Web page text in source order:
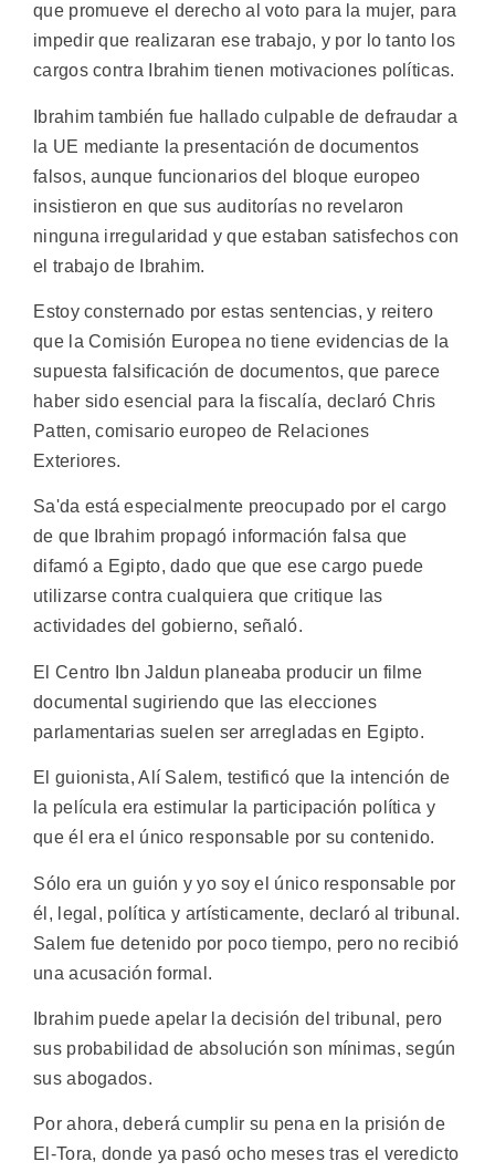
que promueve el derecho al voto para la mujer, para
impedir que realizaran ese trabajo, y por lo tanto los
cargos contra Ibrahim tienen motivaciones políticas.
Ibrahim también fue hallado culpable de defraudar a
la UE mediante la presentación de documentos
falsos, aunque funcionarios del bloque europeo
insistieron en que sus auditorías no revelaron
ninguna irregularidad y que estaban satisfechos con
el trabajo de Ibrahim.
Estoy consternado por estas sentencias, y reitero
que la Comisión Europea no tiene evidencias de la
supuesta falsificación de documentos, que parece
haber sido esencial para la fiscalía, declaró Chris
Patten, comisario europeo de Relaciones
Exteriores.
Sa'da está especialmente preocupado por el cargo
de que Ibrahim propagó información falsa que
difamó a Egipto, dado que que ese cargo puede
utilizarse contra cualquiera que critique las
actividades del gobierno, señaló.
El Centro Ibn Jaldun planeaba producir un filme
documental sugiriendo que las elecciones
parlamentarias suelen ser arregladas en Egipto.
El guionista, Alí Salem, testificó que la intención de
la película era estimular la participación política y
que él era el único responsable por su contenido.
Sólo era un guión y yo soy el único responsable por
él, legal, política y artísticamente, declaró al tribunal.
Salem fue detenido por poco tiempo, pero no recibió
una acusación formal.
Ibrahim puede apelar la decisión del tribunal, pero
sus probabilidad de absolución son mínimas, según
sus abogados.
Por ahora, deberá cumplir su pena en la prisión de
El-Tora, donde ya pasó ocho meses tras el veredicto